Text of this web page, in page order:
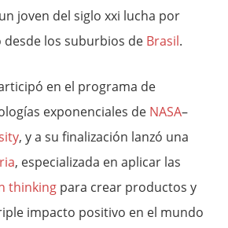
joven del siglo xxi lucha por
los suburbios de Brasil.
en el programa de
exponenciales de NASA–
, y a su finalización lanzó una
, especializada en aplicar las
thinking para crear productos y
impacto positivo en el mundo